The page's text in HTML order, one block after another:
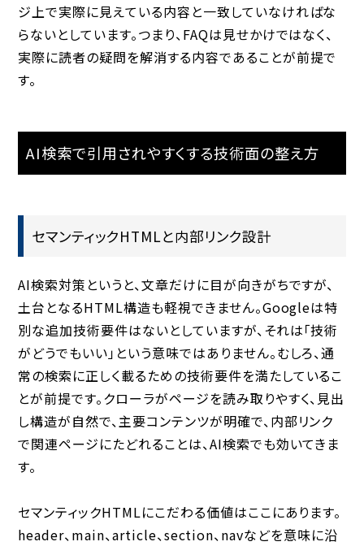
ジ上で実際に見えている内容と一致していなければな
らないとしています。つまり、FAQは見せかけではなく、
実際に読者の疑問を解消する内容であることが前提で
す。
AI検索で引用されやすくする技術面の整え方
セマンティックHTMLと内部リンク設計
AI検索対策というと、文章だけに目が向きがちですが、
土台となるHTML構造も軽視できません。Googleは特
別な追加技術要件はないとしていますが、それは「技術
がどうでもいい」という意味ではありません。むしろ、通
常の検索に正しく載るための技術要件を満たしているこ
とが前提です。クローラがページを読み取りやすく、見出
し構造が自然で、主要コンテンツが明確で、内部リンク
で関連ページにたどれることは、AI検索でも効いてきま
す。
セマンティックHTMLにこだわる価値はここにあります。
header、main、article、section、navなどを意味に沿